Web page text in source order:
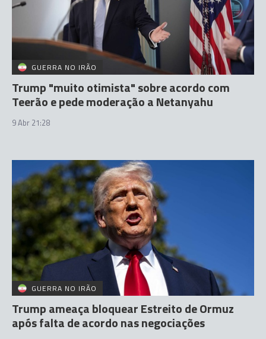
GUERRA NO IRÃO
Trump "muito otimista" sobre acordo com
Teerão e pede moderação a Netanyahu
9 Abr 21:28
GUERRA NO IRÃO
Trump ameaça bloquear Estreito de Ormuz
após falta de acordo nas negociações